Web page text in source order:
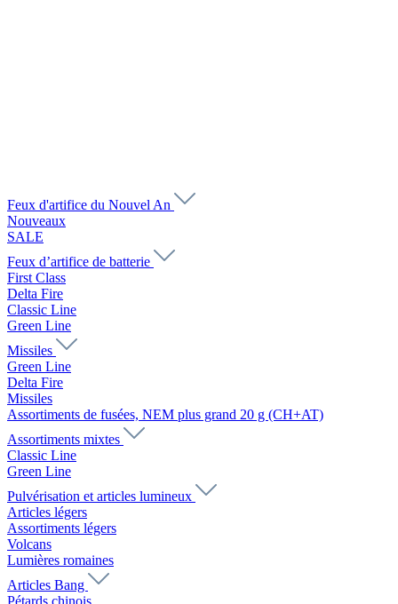
Feux d'artifice du Nouvel An
Nouveaux
SALE
Feux d’artifice de batterie
First Class
Delta Fire
Classic Line
Green Line
Missiles
Green Line
Delta Fire
Missiles
Assortiments de fusées, NEM plus grand 20 g (CH+AT)
Assortiments mixtes
Classic Line
Green Line
Pulvérisation et articles lumineux
Articles légers
Assortiments légers
Volcans
Lumières romaines
Articles Bang
Pétards chinois